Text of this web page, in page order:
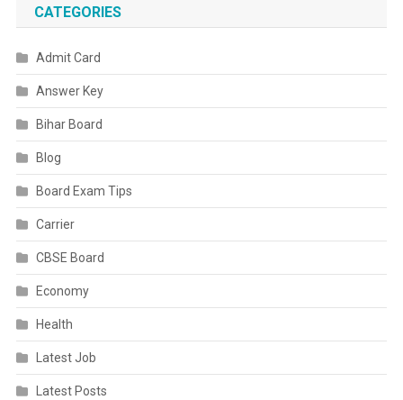
CATEGORIES
Admit Card
Answer Key
Bihar Board
Blog
Board Exam Tips
Carrier
CBSE Board
Economy
Health
Latest Job
Latest Posts